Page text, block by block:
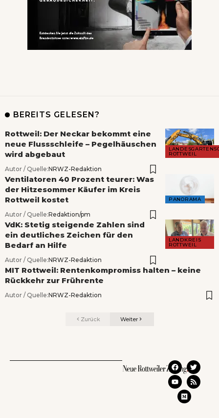
BEREITS GELESEN?
ROTTWEIL
Rottweil: Der Neckar bekommt eine
neue Flussschleife – Pegelhäuschen
wird abgebaut
Autor / Quelle:NRWZ-Redaktion
PANORAMA
Ventilatoren 40 Prozent teurer: Was
der Hitzesommer Käufer im Kreis
Rottweil kostet
Autor / Quelle:Redaktion/pm
LANDKREIS
ROTTWEIL
VdK: Stetig steigende Zahlen sind
ein deutliches Zeichen für den
Bedarf an Hilfe
Autor / Quelle:NRWZ-Redaktion
MIT Rottweil: Rentenkompromiss halten – keine
Rückkehr zur Frührente
Autor / Quelle:NRWZ-Redaktion
Zurück Weiter